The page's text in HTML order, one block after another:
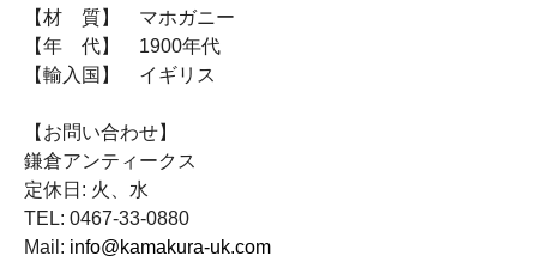
【材 質】 マホガニー
【年 代】 1900年代
【輸入国】 イギリス
【お問い合わせ】
鎌倉アンティークス
定休日: 火、水
TEL: 0467-33-0880
Mail: info@kamakura-uk.com